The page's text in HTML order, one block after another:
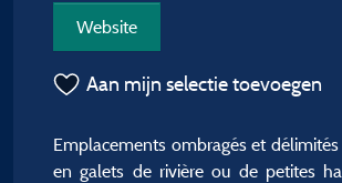
Website
Aan mijn selectie toevoegen
Emplacements ombragés et
en galets de rivière ou de petites